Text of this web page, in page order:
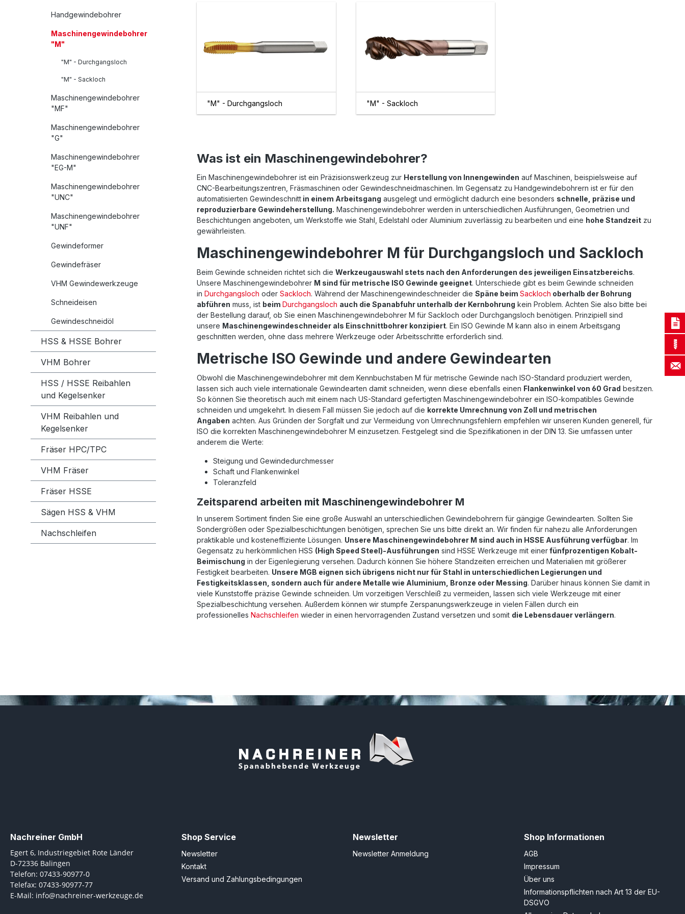
Handgewindebohrer
Maschinengewindebohrer
"M"
"M" - Durchgangsloch
"M" - Sackloch
Maschinengewindebohrer
"MF"
Maschinengewindebohrer
"G"
Maschinengewindebohrer
"EG-M"
Maschinengewindebohrer
"UNC"
Maschinengewindebohrer
"UNF"
Gewindeformer
Gewindefräser
VHM Gewindewerkzeuge
Schneideisen
Gewindeschneidöl
HSS & HSSE Bohrer
VHM Bohrer
HSS / HSSE Reibahlen
und Kegelsenker
VHM Reibahlen und
Kegelsenker
Fräser HPC/TPC
VHM Fräser
Fräser HSSE
Sägen HSS & VHM
Nachschleifen
"M" - Durchgangsloch "M" - Sackloch
Was ist ein Maschinengewindebohrer?
Ein Maschinengewindebohrer ist ein Präzisionswerkzeug zur Herstellung von Innengewinden auf Maschinen, beispielsweise auf
CNC-Bearbeitungszentren, Fräsmaschinen oder Gewindeschneidmaschinen. Im Gegensatz zu Handgewindebohrern ist er für den
automatisierten Gewindeschnitt in einem Arbeitsgang ausgelegt und ermöglicht dadurch eine besonders schnelle, präzise und
reproduzierbare Gewindeherstellung. Maschinengewindebohrer werden in unterschiedlichen Ausführungen, Geometrien und
Beschichtungen angeboten, um Werkstoffe wie Stahl, Edelstahl oder Aluminium zuverlässig zu bearbeiten und eine hohe Standzeit zu
gewährleisten.
Maschinengewindebohrer M für Durchgangsloch und Sackloch
Beim Gewinde schneiden richtet sich die Werkzeugauswahl stets nach den Anforderungen des jeweiligen Einsatzbereichs.
Unsere Maschinengewindebohrer M sind für metrische ISO Gewinde geeignet. Unterschiede gibt es beim Gewinde schneiden
in Durchgangsloch oder Sackloch. Während der Maschinengewindeschneider die Späne beim Sackloch oberhalb der Bohrung
abführen muss, ist beim Durchgangsloch auch die Spanabfuhr unterhalb der Kernbohrung kein Problem. Achten Sie also bitte bei
der Bestellung darauf, ob Sie einen Maschinengewindebohrer M für Sackloch oder Durchgangsloch benötigen. Prinzipiell sind
unsere Maschinengewindeschneider als Einschnittbohrer konzipiert. Ein ISO Gewinde M kann also in einem Arbeitsgang
geschnitten werden, ohne dass mehrere Werkzeuge oder Arbeitsschritte erforderlich sind.
Metrische ISO Gewinde und andere Gewindearten
Obwohl die Maschinengewindebohrer mit dem Kennbuchstaben M für metrische Gewinde nach ISO-Standard produziert werden,
lassen sich auch viele internationale Gewindearten damit schneiden, wenn diese ebenfalls einen Flankenwinkel von 60 Grad besitzen.
So können Sie theoretisch auch mit einem nach US-Standard gefertigten Maschinengewindebohrer ein ISO-kompatibles Gewinde
schneiden und umgekehrt. In diesem Fall müssen Sie jedoch auf die korrekte Umrechnung von Zoll und metrischen
Angaben achten. Aus Gründen der Sorgfalt und zur Vermeidung von Umrechnungsfehlern empfehlen wir unseren Kunden generell, für
ISO die korrekten Maschinengewindebohrer M einzusetzen. Festgelegt sind die Spezifikationen in der DIN 13. Sie umfassen unter
anderem die Werte:
Steigung und Gewindedurchmesser
Schaft und Flankenwinkel
Toleranzfeld
Zeitsparend arbeiten mit Maschinengewindebohrer M
In unserem Sortiment finden Sie eine große Auswahl an unterschiedlichen Gewindebohrern für gängige Gewindearten. Sollten Sie
Sondergrößen oder Spezialbeschichtungen benötigen, sprechen Sie uns bitte direkt an. Wir finden für nahezu alle Anforderungen
praktikable und kosteneffiziente Lösungen. Unsere Maschinengewindebohrer M sind auch in HSSE Ausführung verfügbar. Im
Gegensatz zu herkömmlichen HSS (High Speed Steel)-Ausführungen sind HSSE Werkzeuge mit einerfünfprozentigen Kobalt-
Beimischung in der Eigenlegierung versehen. Dadurch können Sie höhere Standzeiten erreichen und Materialien mit größerer
Festigkeit bearbeiten. Unsere MGB eignen sich übrigens nicht nur für Stahl in unterschiedlichen Legierungen und
Festigkeitsklassen, sondern auch für andere Metalle wie Aluminium, Bronze oder Messing. Darüber hinaus können Sie damit in
viele Kunststoffe präzise Gewinde schneiden. Um vorzeitigen Verschleiß zu vermeiden, lassen sich viele Werkzeuge mit einer
Spezialbeschichtung versehen. Außerdem können wir stumpfe Zerspanungswerkzeuge in vielen Fällen durch ein
professionelles Nachschleifen wieder in einen hervorragenden Zustand versetzen und somit die Lebensdauer verlängern.
Nachreiner GmbH
Egert 6, Industriegebiet Rote Länder
D-72336 Balingen
Telefon: 07433-90977-0
Telefax: 07433-90977-77
E-Mail: info@nachreiner-werkzeuge.de
Shop Service
Newsletter
Kontakt
Versand und Zahlungsbedingungen
Newsletter
Newsletter Anmeldung
Shop Informationen
AGB
Impressum
Über uns
Informationspflichten nach Art 13 der EU-
DSGVO